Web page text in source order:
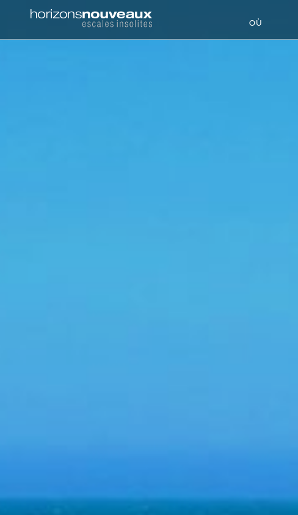
Horizons
Nouveaux
OÙ